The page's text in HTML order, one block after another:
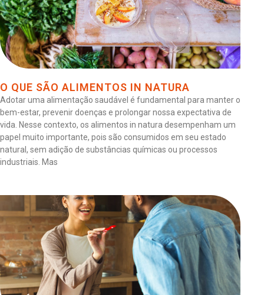
O QUE SÃO ALIMENTOS IN NATURA
Adotar uma alimentação saudável é fundamental para manter o
bem-estar, prevenir doenças e prolongar nossa expectativa de
vida. Nesse contexto, os alimentos in natura desempenham um
papel muito importante, pois são consumidos em seu estado
natural, sem adição de substâncias químicas ou processos
industriais. Mas